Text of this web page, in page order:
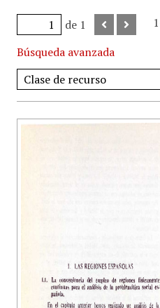
de 1
Búsqueda avanzada